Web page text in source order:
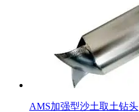
AMS加强型沙土取土钻头